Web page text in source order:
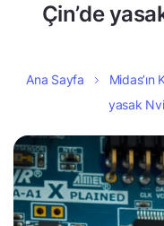
Çin’de
Ana Sayfa Midas’ın
yasak